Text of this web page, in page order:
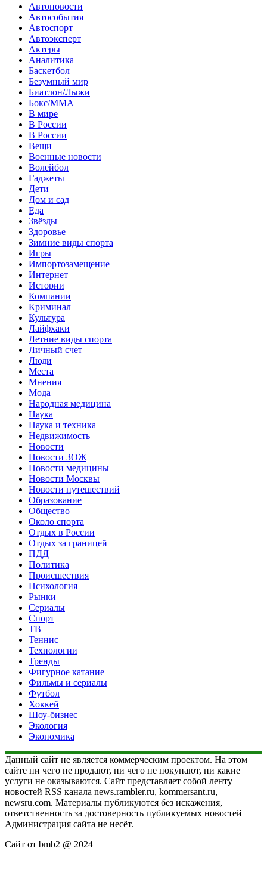
Автоновости
Автособытия
Автоспорт
Автоэксперт
Актеры
Аналитика
Баскетбол
Безумный мир
Биатлон/Лыжи
Бокс/MMA
В мире
В России
В России
Вещи
Военные новости
Волейбол
Гаджеты
Дети
Дом и сад
Еда
Звёзды
Здоровье
Зимние виды спорта
Игры
Импортозамещение
Интернет
Истории
Компании
Криминал
Культура
Лайфхаки
Летние виды спорта
Личный счет
Люди
Места
Мнения
Мода
Народная медицина
Наука
Наука и техника
Недвижимость
Новости
Новости ЗОЖ
Новости медицины
Новости Москвы
Новости путешествий
Образование
Общество
Около спорта
Отдых в России
Отдых за границей
ПДД
Политика
Происшествия
Психология
Рынки
Сериалы
Спорт
ТВ
Теннис
Технологии
Тренды
Фигурное катание
Фильмы и сериалы
Футбол
Хоккей
Шоу-бизнес
Экология
Экономика
Данный сайт не является коммерческим проектом. На этом
сайте ни чего не продают, ни чего не покупают, ни какие
услуги не оказываются. Сайт представляет собой ленту
новостей RSS канала news.rambler.ru, kommersant.ru,
newsru.com. Материалы публикуются без искажения,
ответственность за достоверность публикуемых новостей
Администрация сайта не несёт.
Сайт от bmb2 @ 2024